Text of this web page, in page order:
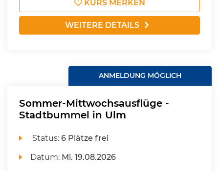
KURS MERKEN
WEITERE DETAILS
ANMELDUNG MÖGLICH
Sommer-Mittwochsausflüge -
Stadtbummel in Ulm
Status:6 Plätze frei
Datum: Mi. 19.08.2026